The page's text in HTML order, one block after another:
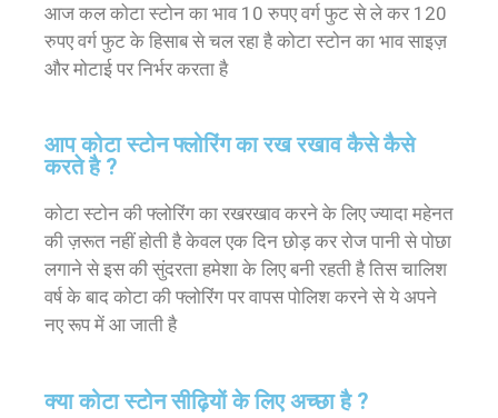
आज कल कोटा स्टोन का भाव 10 रुपए वर्ग फुट से ले कर 120
रुपए वर्ग फुट के हिसाब से चल रहा है कोटा स्टोन का भाव साइज़
और मोटाई पर निर्भर करता है
आप कोटा स्टोन फ्लोरिंग का रख रखाव कैसे कैसे
करते है ?
कोटा स्टोन की फ्लोरिंग का रखरखाव करने के लिए ज्यादा महेनत
की ज़रूत नहीं होती है केवल एक दिन छोड़ कर रोज पानी से पोछा
लगाने से इस की सुंदरता हमेशा के लिए बनी रहती है तिस चालिश
वर्ष के बाद कोटा की फ्लोरिंग पर वापस पोलिश करने से ये अपने
नए रूप में आ जाती है
क्या कोटा स्टोन सीढ़ियों के लिए अच्छा है ?